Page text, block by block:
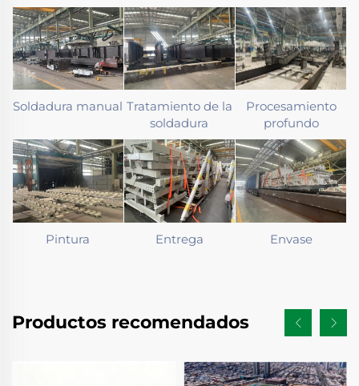
Soldadura manual Tratamiento de la
soldadura
Procesamiento
profundo
Pintura Entrega Envase
Productos recomendados